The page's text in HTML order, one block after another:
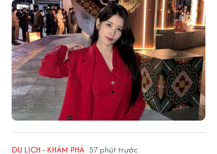
DU LỊCH - KHÁM PHÁ 57 phút trước